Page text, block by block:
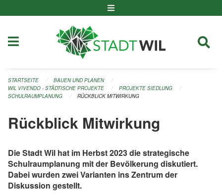
STARTSEITE
BAUEN UND PLANEN
WIL VIVENDO - STÄDTISCHE PROJEKTE
PROJEKTE SIEDLUNG
SCHULRAUMPLANUNG
RÜCKBLICK MITWIRKUNG
Rückblick Mitwirkung
Die Stadt Wil hat im Herbst 2023 die strategische
Schulraumplanung mit der Bevölkerung diskutiert.
Dabei wurden zwei Varianten ins Zentrum der
Diskussion gestellt.